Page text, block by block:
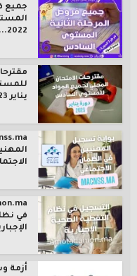
جميع
2022...
يناير 2023
في
أزمة